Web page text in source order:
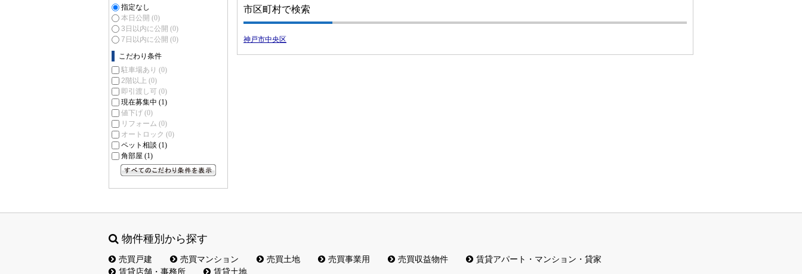
指定なし
本日公開 (0)
3日以内に公開 (0)
7日以内に公開 (0)
こだわり条件
駐車場あり (0)
2階以上 (0)
即引渡し可 (0)
現在募集中 (1)
値下げ (0)
リフォーム (0)
オートロック (0)
ペット相談 (1)
角部屋 (1)
市区町村で検索
神戸市中央区
物件種別から探す
売買戸建 売買マンション 売買土地 売買事業用 売買収益物件
賃貸アパート・マンション・貸家
賃貸店舗・事務所
賃貸土地